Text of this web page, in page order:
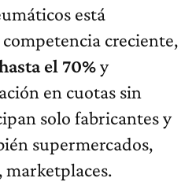
está
creciente,
el 70%y
en cuotas sin
solo fabricantes y
supermercados,
marketplaces.